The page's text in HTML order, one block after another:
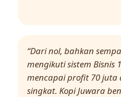
“Dari nol, bahkan
mengikuti sistem Bisnis
mencapai profit 70 juta
singkat. Kopi Juwara